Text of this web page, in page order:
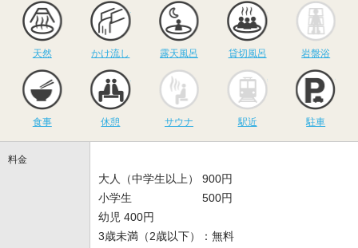
天然
かけ流し
かけ流し
露天風呂
露天風呂
貸切風呂
貸切風呂 岩盤浴
食事 休憩
サウナ
サウナ 駅近 駐車
料金
大人（中学生以上） 900円
小学生 500円
幼児 400円
3歳未満（2歳以下）：無料